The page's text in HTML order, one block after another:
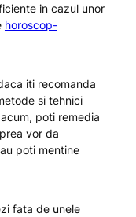
in cazul unor
horoscop-
iti recomanda
si tehnici
poti remedia
vor da
poti mentine
fata de unele